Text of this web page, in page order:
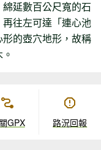
延數百公尺寬的石
往左可達「連心池
的壺穴地形，故稱
GPX 路況回報